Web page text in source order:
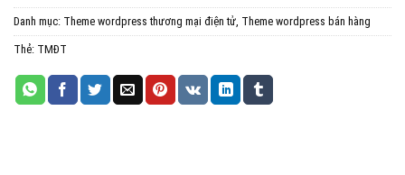
iThemes Security Pro
Danh mục: Theme wordpress thương mại điện tử, Theme wordpress bán hàng
Thẻ: TMĐT